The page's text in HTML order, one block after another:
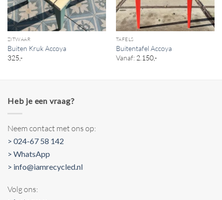
ZITWAAR
Buiten Kruk Accoya
325,-
TAFELS
Buitentafel Accoya
Vanaf: 2.150,-
Heb je een vraag?
Neem contact met ons op:
> 024-67 58 142
> WhatsApp
> info@iamrecycled.nl
Volg ons: